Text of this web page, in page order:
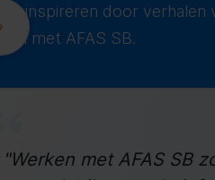
je inspireren door
met AFAS SB.
"Werken met AFAS SB